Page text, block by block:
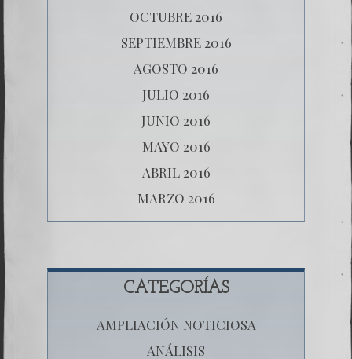
OCTUBRE 2016
SEPTIEMBRE 2016
AGOSTO 2016
JULIO 2016
JUNIO 2016
MAYO 2016
ABRIL 2016
MARZO 2016
CATEGORÍAS
AMPLIACIÓN NOTICIOSA
ANÁLISIS